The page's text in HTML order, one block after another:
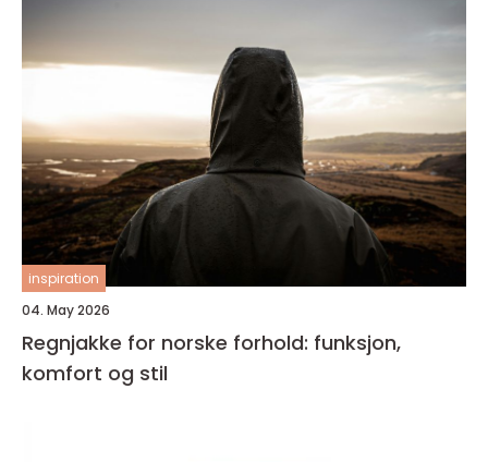
inspiration
04. May 2026
Regnjakke for norske forhold: funksjon,
komfort og stil